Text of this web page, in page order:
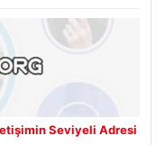
Seviyeli Adresi